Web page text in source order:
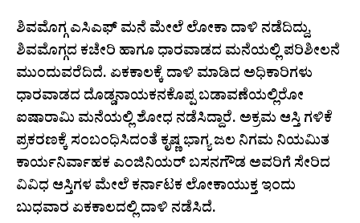
ಶಿವಮೊಗ್ಗ ಎಸಿಎಫ್ ಮನೆ ಮೇಲೆ ಲೋಕಾ ದಾಳಿ ನಡೆದಿದ್ದು,
ಶಿವಮೊಗ್ಗದ ಕಚೇರಿ ಹಾಗೂ ಧಾರವಾಡದ ಮನೆಯಲ್ಲಿ ಪರಿಶೀಲನೆ
ಮುಂದುವರೆದಿದೆ. ಏಕಕಾಲಕ್ಕೆ ದಾಳಿ ಮಾಡಿದ ಅಧಿಕಾರಿಗಳು
ಧಾರವಾಡದ ದೊಡ್ಡನಾಯಕನಕೊಪ್ಪ ಬಡಾವಣೆಯಲ್ಲಿರೋ
ಐಷಾರಾಮಿ‌ ಮನೆಯಲ್ಲಿ ಶೋಧ ನಡೆಸಿದ್ದಾರೆ. ಅಕ್ರಮ ಆಸ್ತಿ ಗಳಿಕೆ
ಪ್ರಕರಣಕ್ಕೆ ಸಂಬಂಧಿಸಿದಂತೆ ಕೃಷ್ಣ ಭಾಗ್ಯ ಜಲ ನಿಗಮ ನಿಯಮಿತ
ಕಾರ್ಯನಿರ್ವಾಹಕ ಎಂಜಿನಿಯರ್ ಬಸನಗೌಡ ಅವರಿಗೆ ಸೇರಿದ
ವಿವಿಧ ಆಸ್ತಿಗಳ ಮೇಲೆ ಕರ್ನಾಟಕ ಲೋಕಾಯುಕ್ತ ಇಂದು
ಬುಧವಾರ ಏಕಕಾಲದಲ್ಲಿ ದಾಳಿ ನಡೆಸಿದೆ.